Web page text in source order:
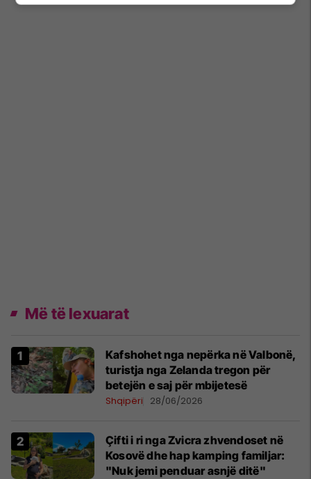
Më të lexuarat
Kafshohet nga nepërka në Valbonë,
turistja nga Zelanda tregon për
betejën e saj për mbijetesë
Shqipëri 28/06/2026
Çifti i ri nga Zvicra zhvendoset në
Kosovë dhe hap kamping familjar:
"Nuk jemi penduar asnjë ditë"